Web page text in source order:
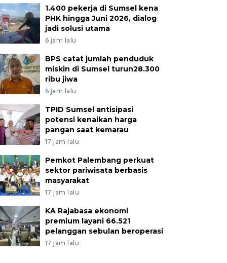
1.400 pekerja di Sumsel kena
PHK hingga Juni 2026, dialog
jadi solusi utama
6 jam lalu
BPS catat jumlah penduduk
miskin di Sumsel turun28.300
ribu jiwa
6 jam lalu
TPID Sumsel antisipasi
potensi kenaikan harga
pangan saat kemarau
17 jam lalu
Pemkot Palembang perkuat
sektor pariwisata berbasis
masyarakat
17 jam lalu
KA Rajabasa ekonomi
premium layani 66.521
pelanggan sebulan beroperasi
17 jam lalu